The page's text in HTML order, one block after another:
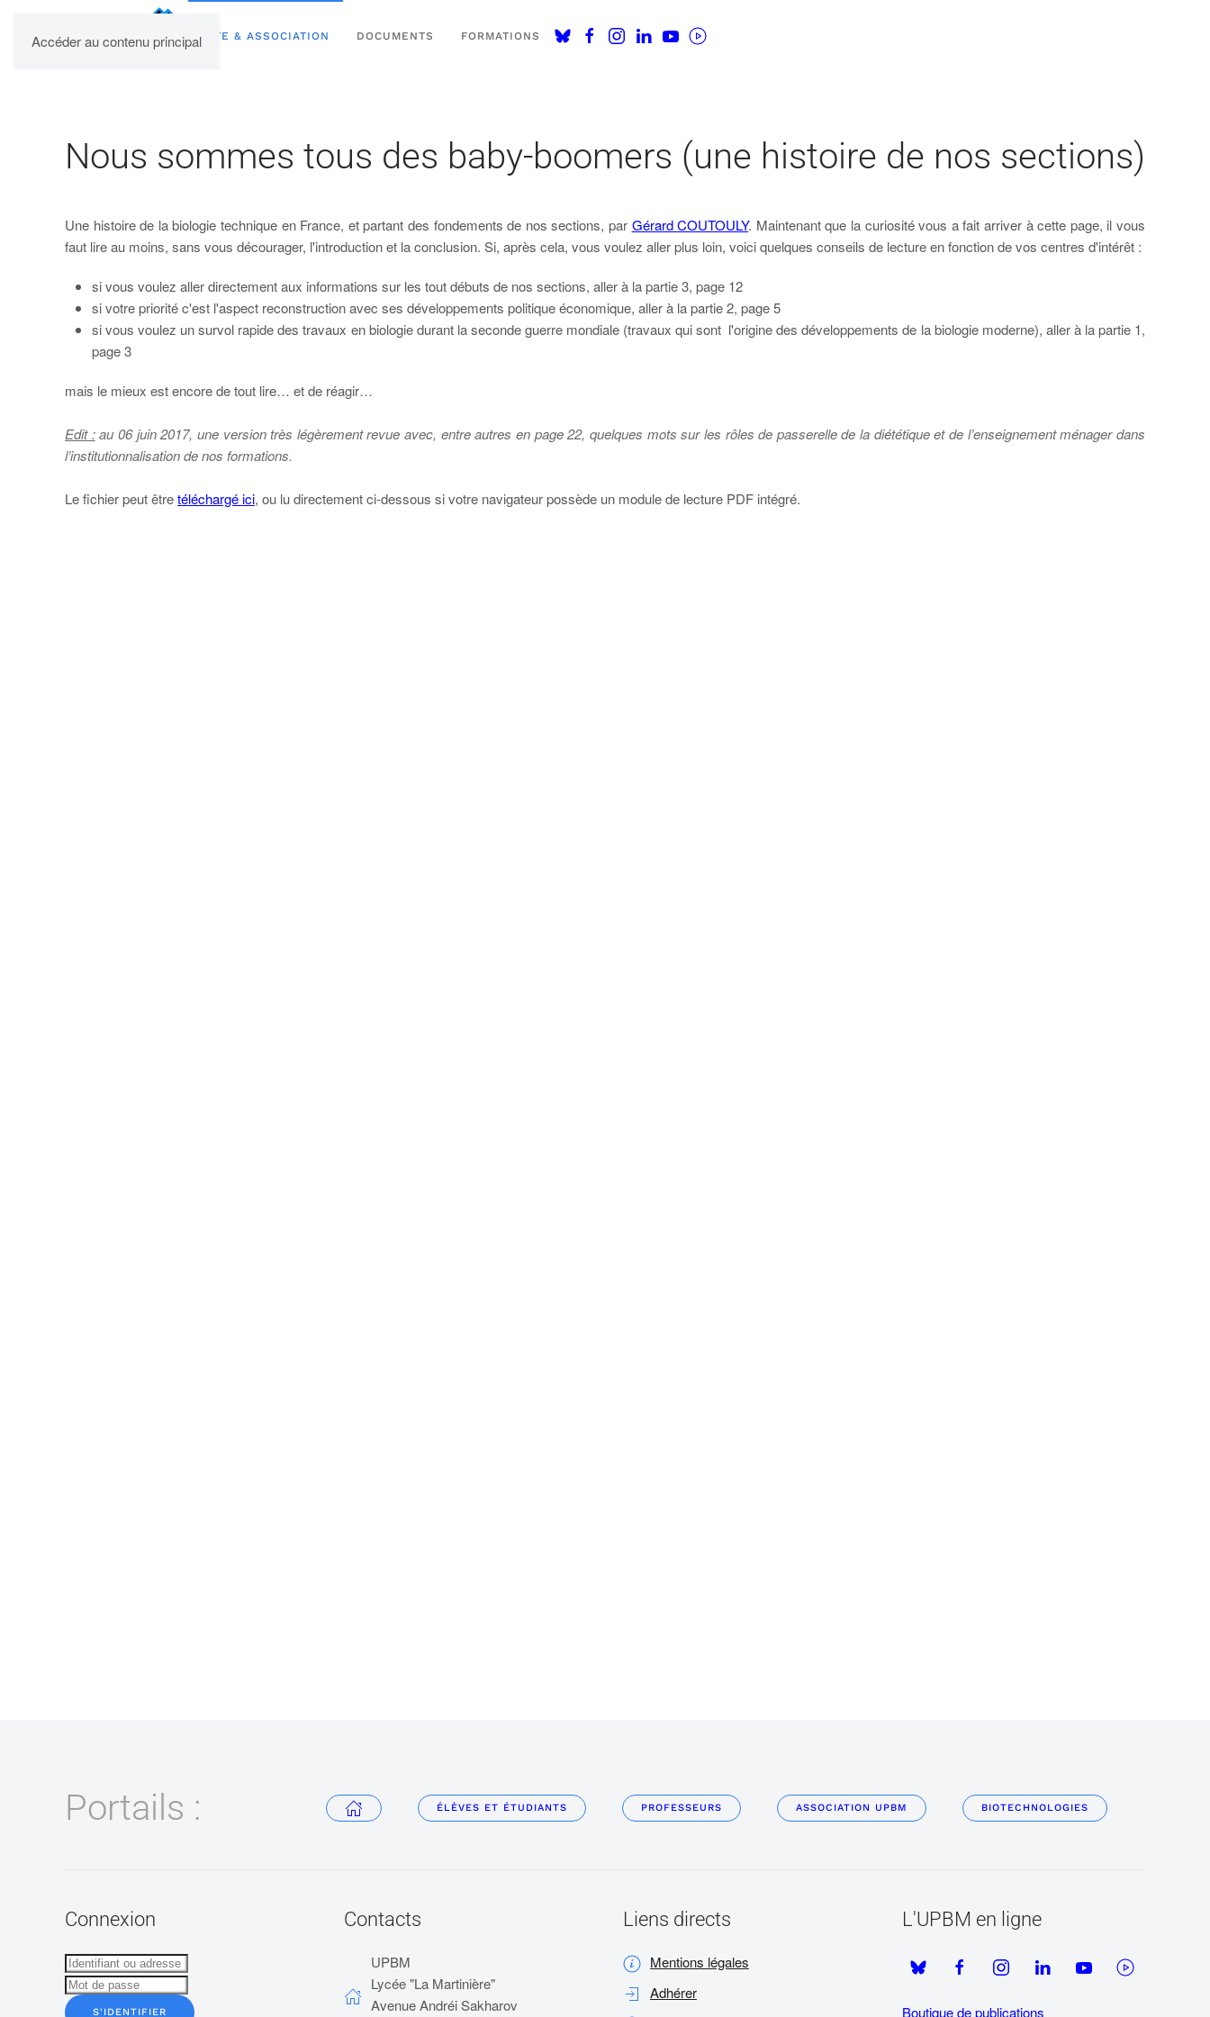
Accéder au contenu principal
UPBM SITE & ASSOCIATION DOCUMENTS FORMATIONS
Nous sommes tous des baby-boomers (une histoire de nos sections)
Une histoire de la biologie technique en France, et partant des fondements de nos sections, par Gérard COUTOULY. Maintenant que la curiosité vous a fait arriver à cette page, il vous
faut lire au moins, sans vous décourager, l'introduction et la conclusion. Si, après cela, vous voulez aller plus loin, voici quelques conseils de lecture en fonction de vos centres d'intérêt :
si vous voulez aller directement aux informations sur les tout débuts de nos sections, aller à la partie 3, page 12
si votre priorité c'est l'aspect reconstruction avec ses développements politique économique, aller à la partie 2, page 5
si vous voulez un survol rapide des travaux en biologie durant la seconde guerre mondiale (travaux qui sont l'origine des développements de la biologie moderne), aller à la partie 1,
page 3
mais le mieux est encore de tout lire… et de réagir…
Edit :au 06 juin 2017, une version très légèrement revue avec, entre autres en page 22, quelques mots sur les rôles de passerelle de la diététique et de l’enseignement ménager dans
l’institutionnalisation de nos formations.
Le fichier peut êtretéléchargé ici, ou lu directement ci-dessous si votre navigateur possède un module de lecture PDF intégré.
Portails : ÉLÈVES ET ÉTUDIANTS PROFESSEURS ASSOCIATION UPBM BIOTECHNOLOGIES
Connexion
S'IDENTIFIER
Contacts
UPBM
Lycée "La Martinière"
Avenue Andréi Sakharov
Liens directs
Mentions légales
Adhérer
L'UPBM en ligne
Boutique de publications